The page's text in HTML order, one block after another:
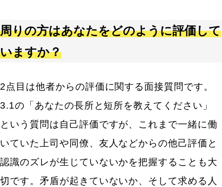
周りの方はあなたをどのように評価して
いますか？
2点目は他者からの評価に関する面接質問です。
3.1の「あなたの長所と短所を教えてください」
という質問は自己評価ですが、これまで一緒に働
いていた上司や同僚、友人などからの他己評価と
認識のズレが生じていないかを把握することも大
切です。矛盾が起きていないか、そして求める人